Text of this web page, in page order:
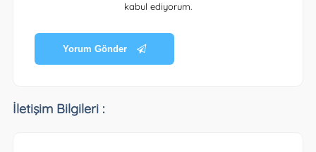
kabul ediyorum.
Yorum Gönder
İletişim Bilgileri :